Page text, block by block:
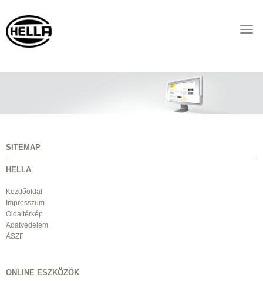
SITEMAP
HELLA
Kezdőoldal
Impresszum
Oldaltérkép
Adatvédelem
ÁSZF
ONLINE ESZKÖZÖK